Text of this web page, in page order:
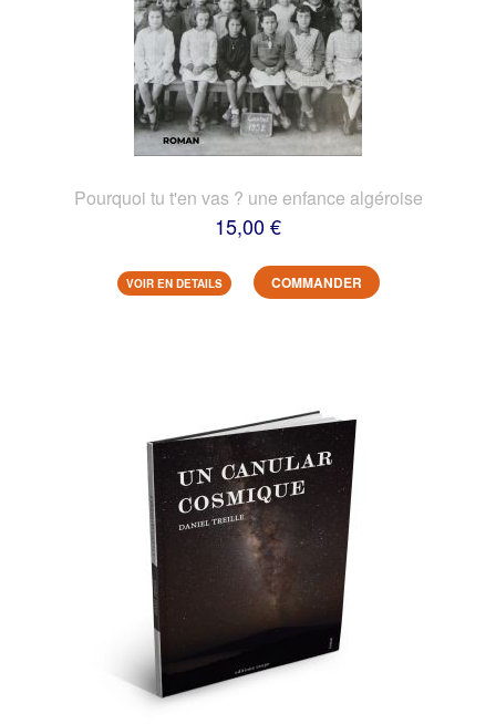
Pourquoi tu t'en vas ? une enfance algéroise
15,00 €
VOIR EN DETAILS COMMANDER